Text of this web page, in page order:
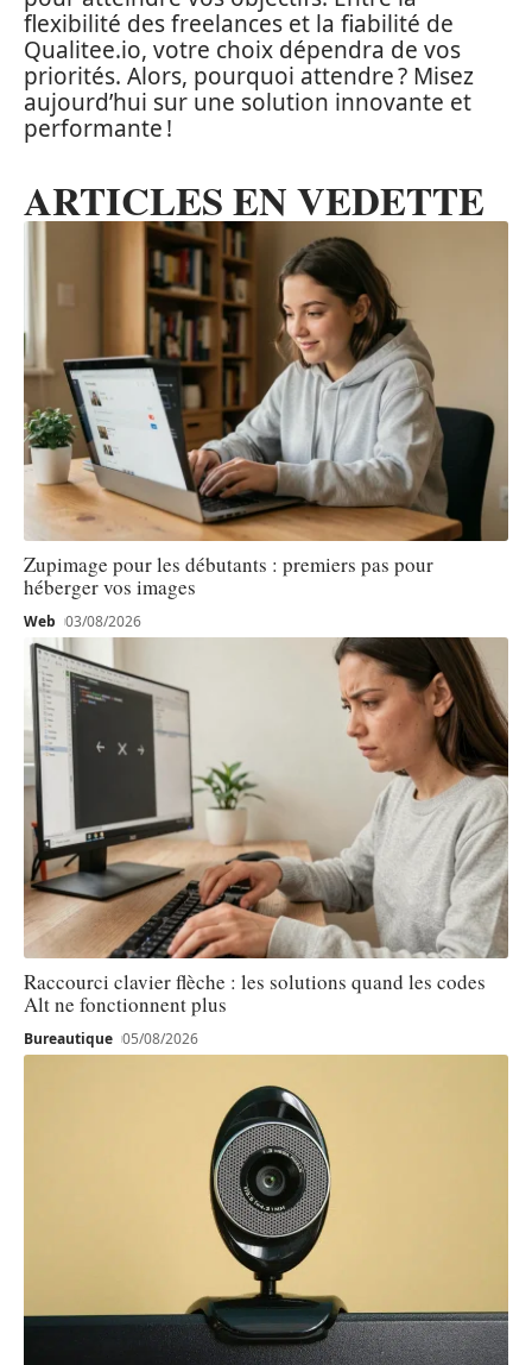
flexibilité des freelances et la fiabilité de
Qualitee.io, votre choix dépendra de vos
priorités. Alors, pourquoi attendre ? Misez
aujourd’hui sur une solution innovante et
performante !
ARTICLES EN VEDETTE
Zupimage pour les débutants : premiers pas pour
héberger vos images
Web 03/08/2026
Raccourci clavier flèche : les solutions quand les codes
Alt ne fonctionnent plus
Bureautique 05/08/2026